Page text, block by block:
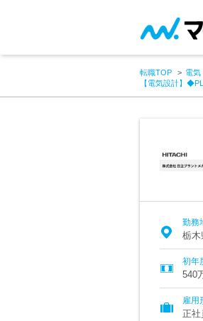
転職TOP 電気
【電気設計】
勤務
栃木
初年
540
雇用
正社